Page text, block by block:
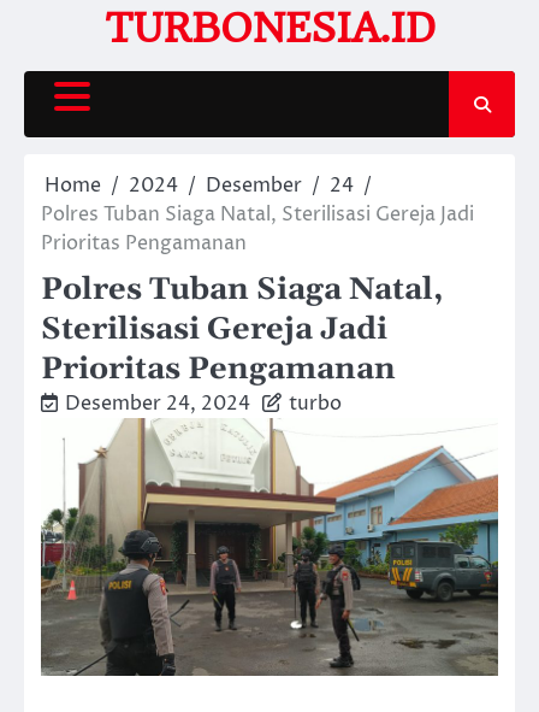
content
TURBONESIA.ID
Home 2024 Desember
24
Polres Tuban Siaga Natal, Sterilisasi Gereja Jadi
Prioritas Pengamanan
Polres Tuban Siaga Natal,
Sterilisasi Gereja Jadi
Prioritas Pengamanan
Desember 24, 2024 turbo